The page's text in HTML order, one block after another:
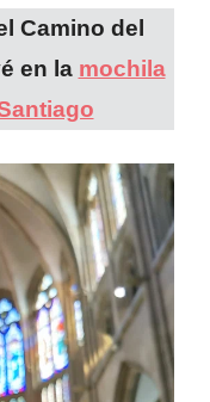
Camino del
en la mochila